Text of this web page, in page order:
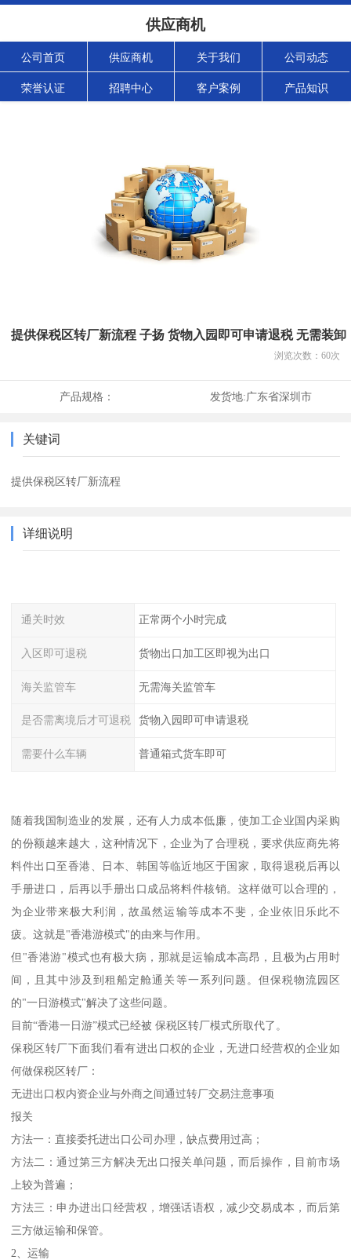
供应商机
公司首页 供应商机 关于我们 公司动态
荣誉认证 招聘中心 客户案例 产品知识
提供保税区转厂新流程 子扬 货物入园即可申请退税 无需装卸
浏览次数： 60次
产品规格： 发货地:广东省深圳市
关键词
提供保税区转厂新流程
详细说明
通关时效 正常两个小时完成
入区即可退税 货物出口加工区即视为出口
海关监管车 无需海关监管车
是否需离境后才可退税 货物入园即可申请退税
需要什么车辆 普通箱式货车即可
随着我国制造业的发展，还有人力成本低廉，使加工企业国内采购
的份额越来越大，这种情况下，企业为了合理税，要求供应商先将
料件出口至香港、日本、韩国等临近地区于国家，取得退税后再以
手册进口，后再以手册出口成品将料件核销。这样做可以合理的，
为企业带来极大利润，故虽然运输等成本不斐，企业依旧乐此不
疲。这就是"香港游模式"的由来与作用。
但"香港游"模式也有极大病，那就是运输成本高昂，且极为占用时
间，且其中涉及到租船定舱通关等一系列问题。但保税物流园区
的"一日游模式"解决了这些问题。
目前“香港一日游”模式已经被 保税区转厂模式所取代了。
保税区转厂下面我们看有进出口权的企业，无进口经营权的企业如
何做保税区转厂：
无进出口权内资企业与外商之间通过转厂交易注意事项
报关
方法一：直接委托进出口公司办理，缺点费用过高；
方法二：通过第三方解决无出口报关单问题，而后操作，目前市场
上较为普遍；
方法三：申办进出口经营权，增强话语权，减少交易成本，而后第
三方做运输和保管。
2、运输